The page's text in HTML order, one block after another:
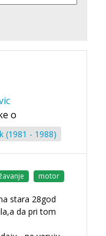
o
(1981 - 1988)
motor
stara 28god
da pri tom